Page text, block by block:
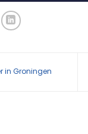
in Groningen